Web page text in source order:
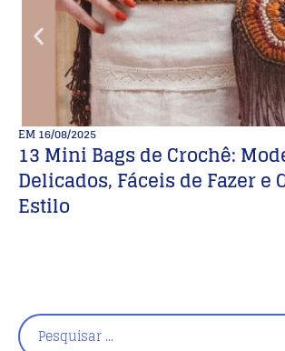
EM16/08/2025
13 Mini Bags de Crochê:
Delicados, Fáceis de Fazer e
Estilo